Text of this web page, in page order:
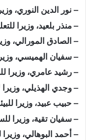
– نور الدين النوري،
– منذر بلعيد، وزيرا
– الصادق المورالي،
– سفيان الهميسي،
– رشيد عامري، وزيرا
– وجدي الهذيلي، وزيرا
– حبيب عبيد، وزيرا
– سفيان تقية، وزيرا
– أحمد البوهالي، وزيرا